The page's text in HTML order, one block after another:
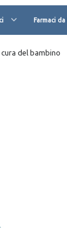
Farmaci
cura del bambino